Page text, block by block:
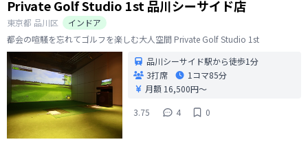
Private Golf Studio 1st 品川シーサイド店
東京都 品川区
インドア
都会の喧騒を忘れてゴルフを楽しむ大人空間 Private Golf Studio 1st
品川シーサイド駅から徒歩1分
3打席
1コマ85分
月額 16,500円〜
3.75
4 0